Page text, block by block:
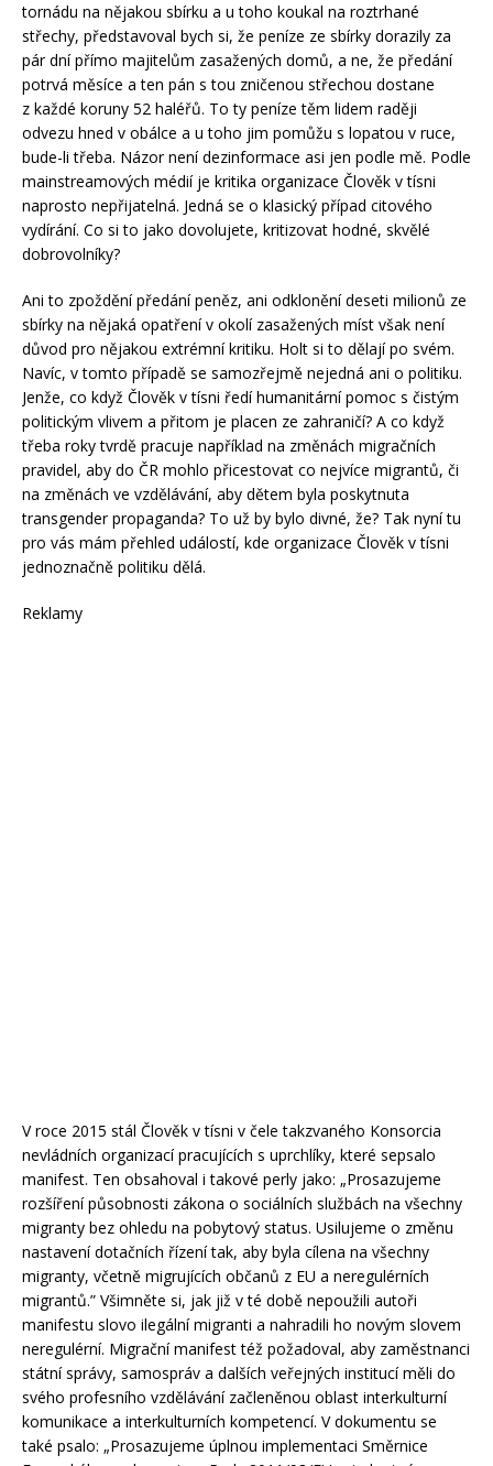
tornádu na nějakou sbírku a u toho koukal na roztrhané
střechy, představoval bych si, že peníze ze sbírky dorazily za
pár dní přímo majitelům zasažených domů, a ne, že předání
potrvá měsíce a ten pán s tou zničenou střechou dostane
z každé koruny 52 haléřů. To ty peníze těm lidem raději
odvezu hned v obálce a u toho jim pomůžu s lopatou v ruce,
bude-li třeba. Názor není dezinformace asi jen podle mě. Podle
mainstreamových médií je kritika organizace Člověk v tísni
naprosto nepřijatelná. Jedná se o klasický případ citového
vydírání. Co si to jako dovolujete, kritizovat hodné, skvělé
dobrovolníky?
Ani to zpoždění předání peněz, ani odklonění deseti milionů ze
sbírky na nějaká opatření v okolí zasažených míst však není
důvod pro nějakou extrémní kritiku. Holt si to dělají po svém.
Navíc, v tomto případě se samozřejmě nejedná ani o politiku.
Jenže, co když Člověk v tísni ředí humanitární pomoc s čistým
politickým vlivem a přitom je placen ze zahraničí? A co když
třeba roky tvrdě pracuje například na změnách migračních
pravidel, aby do ČR mohlo přicestovat co nejvíce migrantů, či
na změnách ve vzdělávání, aby dětem byla poskytnuta
transgender propaganda? To už by bylo divné, že? Tak nyní tu
pro vás mám přehled událostí, kde organizace Člověk v tísni
jednoznačně politiku dělá.
Reklamy
V roce 2015 stál Člověk v tísni v čele takzvaného Konsorcia
nevládních organizací pracujících s uprchlíky, které sepsalo
manifest. Ten obsahoval i takové perly jako: „Prosazujeme
rozšíření působnosti zákona o sociálních službách na všechny
migranty bez ohledu na pobytový status. Usilujeme o změnu
nastavení dotačních řízení tak, aby byla cílena na všechny
migranty, včetně migrujících občanů z EU a neregulérních
migrantů.” Všimněte si, jak již v té době nepoužili autoři
manifestu slovo ilegální migranti a nahradili ho novým slovem
neregulérní. Migrační manifest též požadoval, aby zaměstnanci
státní správy, samospráv a dalších veřejných institucí měli do
svého profesního vzdělávání začleněnou oblast interkulturní
komunikace a interkulturních kompetencí. V dokumentu se
také psalo: „Prosazujeme úplnou implementaci Směrnice